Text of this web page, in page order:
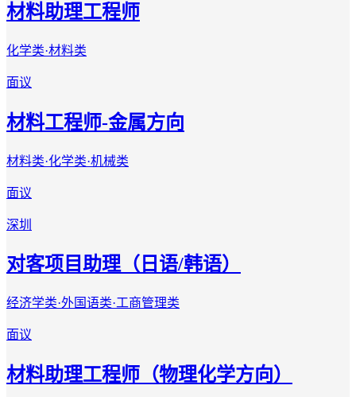
材料助理工程师
化学类·材料类
面议
材料工程师-金属方向
材料类·化学类·机械类
面议
深圳
对客项目助理（日语/韩语）
经济学类·外国语类·工商管理类
面议
材料助理工程师（物理化学方向）